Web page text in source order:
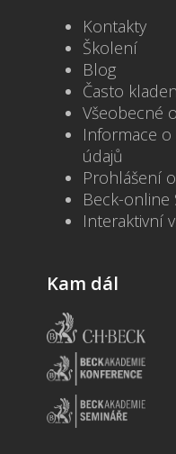
Kontakty
Školení
Blog
Často
Všeobecné
Informace
údajů
Prohlášení
Beck-online
Interaktivní
Kam dál